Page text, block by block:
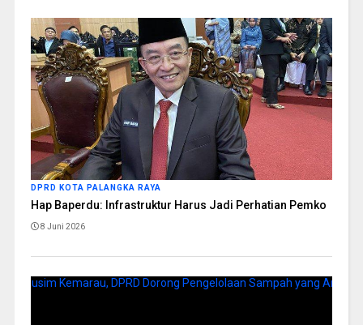
DPRD KOTA PALANGKA RAYA
Hap Baperdu: Infrastruktur Harus Jadi Perhatian Pemko
8 Juni 2026